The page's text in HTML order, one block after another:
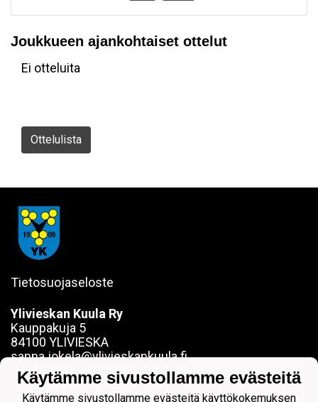
Joukkueen ajankohtaiset ottelut
Ei otteluita
Ottelulista
Tietosuojaseloste
Ylivieskan Kuula Ry
Kauppakuja 5
84100 YLIVIESKA
sanna.jokela@ylivieskankuula.fi
0442354684
Y-tunnus: 0190563-7
Käytämme sivustollamme evästeitä
Käytämme sivustollamme evästeitä käyttökokemuksen